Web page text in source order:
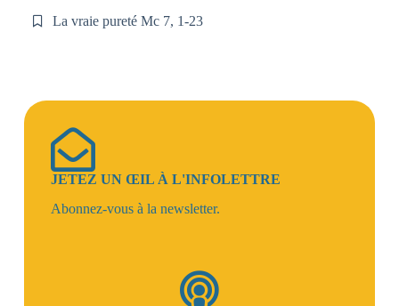
La vraie pureté Mc 7, 1-23
JETEZ UN ŒIL À L'INFOLETTRE
Abonnez-vous à la newsletter.